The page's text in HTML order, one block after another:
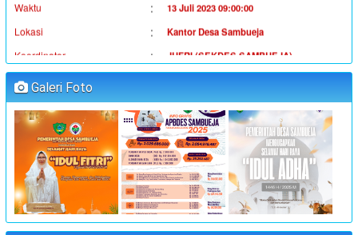
Lokasi : Kantor Desa Sambueja
Koordinator : JUFRI (SEKDES SAMBUEJA)
"MUSYAWARAH DESA"
Waktu
Lokasi : Kantor Desa Sambueja
Koordinator : JUFRI (SEKDES SAMBUEJA)
"MUSYAWARAH DESA"
Waktu : 25 Juli 2023 09:00:00
Lokasi : Kantor Desa Sambueja
Galeri Foto